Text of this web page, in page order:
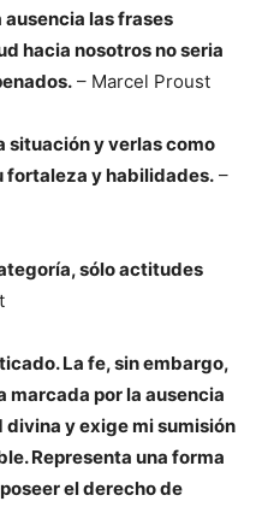
las frases
hacia nosotros no seria
– Marcel Proust
situación y verlas como
fortaleza y habilidades. –
sólo actitudes
La fe, sin embargo,
por la ausencia
y exige mi sumisión
Representa una forma
el derecho de